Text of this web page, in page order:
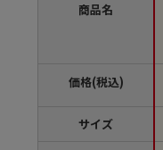
商品名
価格(税込)
サイズ